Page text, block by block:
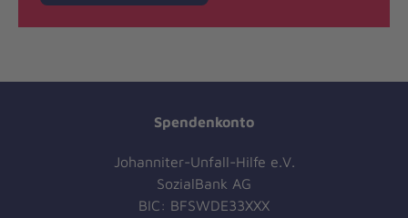
Spendenkonto
Johanniter-Unfall-Hilfe e.V.
SozialBank AG
BIC: BFSWDE33XXX